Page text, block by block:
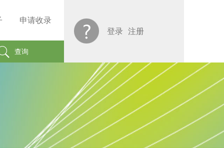
申请收录
查询
登录 注册